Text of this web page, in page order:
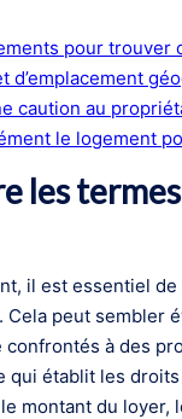
pour trouver
d’emplacement
caution au
le logement
les
il est essentiel
peut sembler
à des
établit les
montant du